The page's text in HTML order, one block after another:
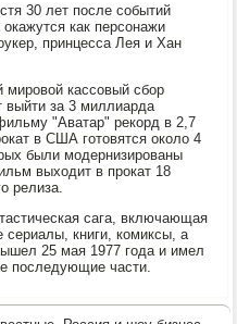
30 лет после событий
как персонажи
принцесса Лея и Хан
мировой кассовый сбор
за 3 миллиарда
"Аватар" рекорд в 2,7
в США готовятся около 4
были модернизированы
выходит в прокат 18
релиза.
сага, включающая
книги, комиксы, а
25 мая 1977 года и имел
последующие части.